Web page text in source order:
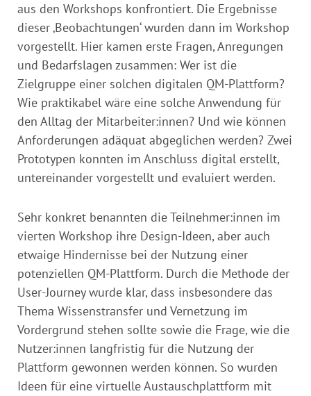
aus den Workshops konfrontiert. Die Ergebnisse
dieser ‚Beobachtungen‘ wurden dann im Workshop
vorgestellt. Hier kamen erste Fragen, Anregungen
und Bedarfslagen zusammen: Wer ist die
Zielgruppe einer solchen digitalen QM-Plattform?
Wie praktikabel wäre eine solche Anwendung für
den Alltag der Mitarbeiter:innen? Und wie können
Anforderungen adäquat abgeglichen werden? Zwei
Prototypen konnten im Anschluss digital erstellt,
untereinander vorgestellt und evaluiert werden.
Sehr konkret benannten die Teilnehmer:innen im
vierten Workshop ihre Design-Ideen, aber auch
etwaige Hindernisse bei der Nutzung einer
potenziellen QM-Plattform. Durch die Methode der
User-Journey wurde klar, dass insbesondere das
Thema Wissenstransfer und Vernetzung im
Vordergrund stehen sollte sowie die Frage, wie die
Nutzer:innen langfristig für die Nutzung der
Plattform gewonnen werden können. So wurden
Ideen für eine virtuelle Austauschplattform mit